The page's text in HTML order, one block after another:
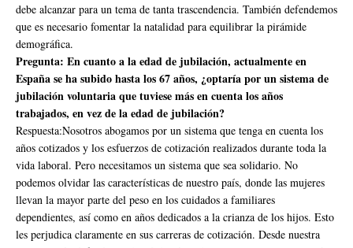
debe alcanzar para un tema de tanta trascendencia. También defendemos
que es necesario fomentar la natalidad para equilibrar la pirámide
demográfica.
Pregunta: En cuanto a la edad de jubilación, actualmente en
España se ha subido hasta los 67 años, ¿optaría por un sistema de
jubilación voluntaria que tuviese más en cuenta los años
trabajados, en vez de la edad de jubilación?
Respuesta:Nosotros abogamos por un sistema que tenga en cuenta los
años cotizados y los esfuerzos de cotización realizados durante toda la
vida laboral. Pero necesitamos un sistema que sea solidario. No
podemos olvidar las características de nuestro país, donde las mujeres
llevan la mayor parte del peso en los cuidados a familiares
dependientes, así como en años dedicados a la crianza de los hijos. Esto
les perjudica claramente en sus carreras de cotización. Desde nuestra